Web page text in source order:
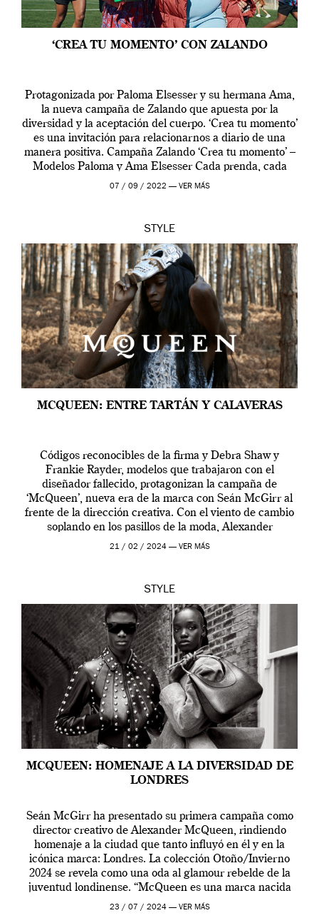
‘CREA TU MOMENTO’ CON ZALANDO
Protagonizada por Paloma Elsesser y su hermana Ama,
la nueva campaña de Zalando que apuesta por la
diversidad y la aceptación del cuerpo. ‘Crea tu momento’
es una invitación para relacionarnos a diario de una
manera positiva. Campaña Zalando ‘Crea tu momento’ –
Modelos Paloma y Ama Elsesser Cada prenda, cada
outfit, cada momento, caracteriza […]
07 / 09 / 2022 — VER MÁS
STYLE
MCQUEEN: ENTRE TARTÁN Y CALAVERAS
Códigos reconocibles de la firma y Debra Shaw y
Frankie Rayder, modelos que trabajaron con el
diseñador fallecido, protagonizan la campaña de
‘McQueen’, nueva era de la marca con Seán McGirr al
frente de la dirección creativa. Con el viento de cambio
soplando en los pasillos de la moda, Alexander
McQueen se prepara para una […]
21 / 02 / 2024 — VER MÁS
STYLE
MCQUEEN: HOMENAJE A LA DIVERSIDAD DE
LONDRES
Seán McGirr ha presentado su primera campaña como
director creativo de Alexander McQueen, rindiendo
homenaje a la ciudad que tanto influyó en él y en la
icónica marca: Londres. La colección Otoño/Invierno
2024 se revela como una oda al glamour rebelde de la
juventud londinense. “McQueen es una marca nacida
en Londres y siempre ha […]
23 / 07 / 2024 — VER MÁS